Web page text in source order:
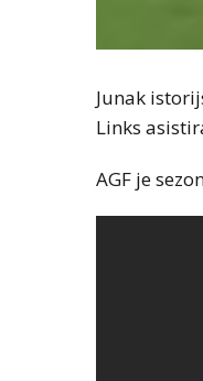
Junak
Links
AGF je